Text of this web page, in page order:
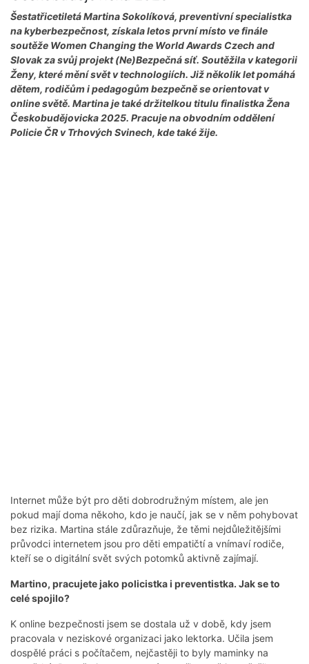
Šestatřicetiletá Martina Sokolíková, preventivní specialistka
na kyberbezpečnost, získala letos první místo ve finále
soutěže Women Changing the World Awards Czech and
Slovak za svůj projekt (Ne)Bezpečná síť. Soutěžila v kategorii
Ženy, které mění svět v technologiích. Již několik let pomáhá
dětem, rodičům i pedagogům bezpečně se orientovat v
online světě. Martina je také držitelkou titulu finalistka Žena
Českobudějovicka 2025. Pracuje na obvodním oddělení
Policie ČR v Trhových Svinech, kde také žije.
Internet může být pro děti dobrodružným místem, ale jen
pokud mají doma někoho, kdo je naučí, jak se v něm pohybovat
bez rizika. Martina stále zdůrazňuje, že těmi nejdůležitějšími
průvodci internetem jsou pro děti empatičtí a vnímaví rodiče,
kteří se o digitální svět svých potomků aktivně zajímají.
Martino, pracujete jako policistka i preventistka. Jak se to
celé spojilo?
K online bezpečnosti jsem se dostala už v době, kdy jsem
pracovala v neziskové organizaci jako lektorka. Učila jsem
dospělé práci s počítačem, nejčastěji to byly maminky na